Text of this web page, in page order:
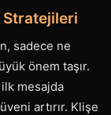
Stratejileri
sadece ne
önem taşır.
ilk mesajda
artırır. Klişe